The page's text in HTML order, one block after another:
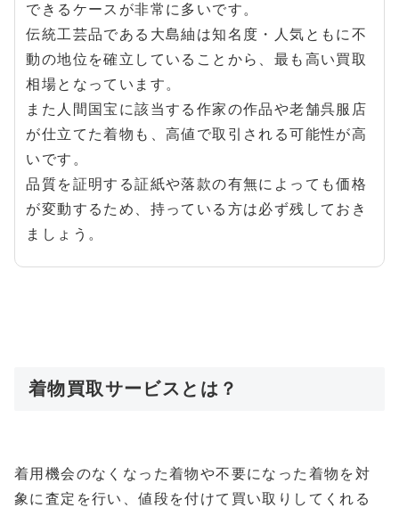
できるケースが非常に多いです。
伝統工芸品である大島紬は知名度・人気ともに不
動の地位を確立していることから、最も高い買取
相場となっています。
また人間国宝に該当する作家の作品や老舗呉服店
が仕立てた着物も、高値で取引される可能性が高
いです。
品質を証明する証紙や落款の有無によっても価格
が変動するため、持っている方は必ず残しておき
ましょう。
着物買取サービスとは？
着用機会のなくなった着物や不要になった着物を対
象に査定を行い、値段を付けて買い取りしてくれる